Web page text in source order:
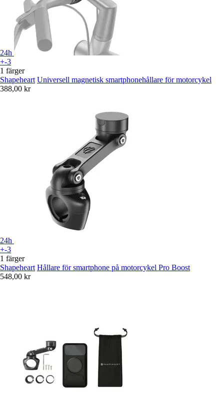
24h
+-3
1 färger
Shapeheart Universell magnetisk smartphonehållare för motorcykel
388,00 kr
24h
+-3
1 färger
Shapeheart Hållare för smartphone på motorcykel Pro Boost
548,00 kr